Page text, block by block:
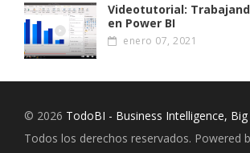
Videotutorial:
en Power BI
enero 07, 2021
© 2026 TodoBI - Business Intelligence,
Todos los derechos reservados. Powered